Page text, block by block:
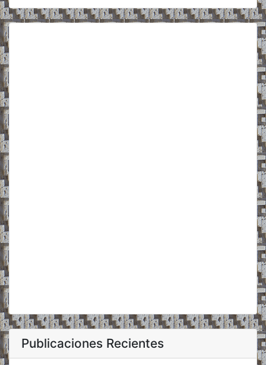
Publicaciones Recientes